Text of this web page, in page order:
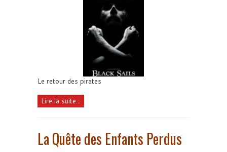
Le retour des pirates
Lire la suite...
La Quête des Enfants Perdus